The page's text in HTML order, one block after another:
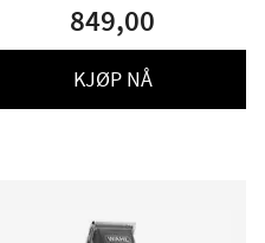
849,00
KJØP NÅ